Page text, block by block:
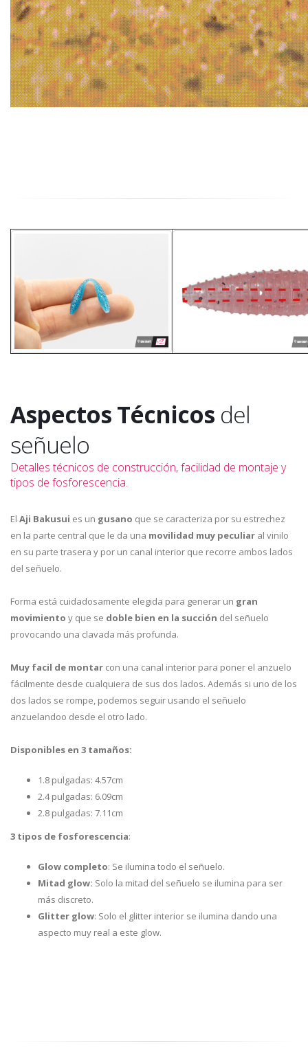
Aspectos Técnicos del
señuelo
Detalles técnicos de construcción, facilidad de montaje y
tipos de fosforescencia.
El Aji Bakusui es un gusano que se caracteriza por su estrechez
en la parte central que le da una movilidad muy peculiar al vinilo
en su parte trasera y por un canal interior que recorre ambos lados
del señuelo.
Forma está cuidadosamente elegida para generar un gran
movimiento y que se doble bien en la succión del señuelo
provocando una clavada más profunda.
Muy facil de montar con una canal interior para poner el anzuelo
fácilmente desde cualquiera de sus dos lados. Además si uno de los
dos lados se rompe, podemos seguir usando el señuelo
anzuelandoo desde el otro lado.
Disponibles en 3 tamaños:
1.8 pulgadas: 4.57cm
2.4 pulgadas: 6.09cm
2.8 pulgadas: 7.11cm
3 tipos de fosforescencia:
Glow completo: Se ilumina todo el señuelo.
Mitad glow: Solo la mitad del señuelo se ilumina para ser
más discreto.
Glitter glow: Solo el glitter interior se ilumina dando una
aspecto muy real a este glow.